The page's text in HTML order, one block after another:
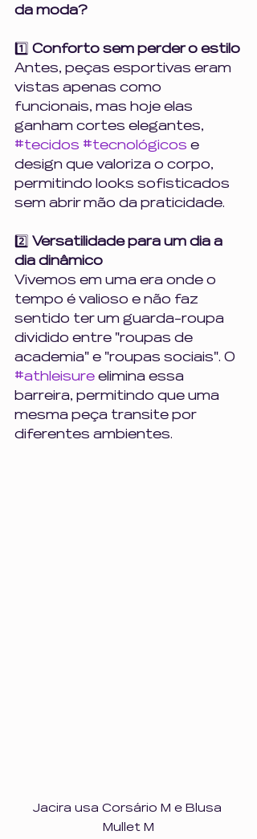
da moda?
1️⃣ Conforto sem perder o estilo
Antes, peças esportivas eram
vistas apenas como
funcionais, mas hoje elas
ganham cortes elegantes,
#tecidos #tecnológicos e
design que valoriza o corpo,
permitindo looks sofisticados
sem abrir mão da praticidade.
2️⃣ Versatilidade para um dia a
dia dinâmico
Vivemos em uma era onde o
tempo é valioso e não faz
sentido ter um guarda-roupa
dividido entre "roupas de
academia" e "roupas sociais". O
#athleisure elimina essa
barreira, permitindo que uma
mesma peça transite por
diferentes ambientes.
Jacira usa Corsário M e Blusa
Mullet M